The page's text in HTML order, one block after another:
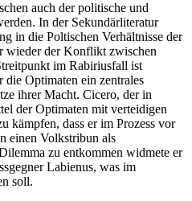
auch der politische und
In der Sekundärliteratur
in die Poltischen Verhältnisse der
wieder der Konflikt zwischen
im Rabiriusfall ist
die Optimaten ein zentrales
ihrer Macht. Cicero, der in
der Optimaten mit verteidigen
kämpfen, dass er im Prozess vor
einen Volkstribun als
zu entkommen widmete er
Labienus, was im
soll.